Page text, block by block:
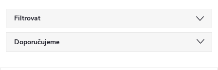
Filtrovat
Ř
Doporučujeme